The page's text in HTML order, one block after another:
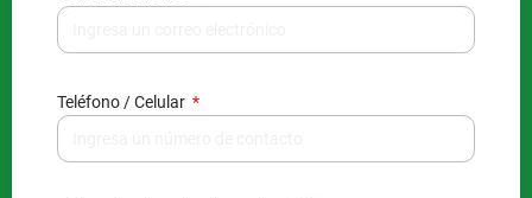
Teléfono / Celular